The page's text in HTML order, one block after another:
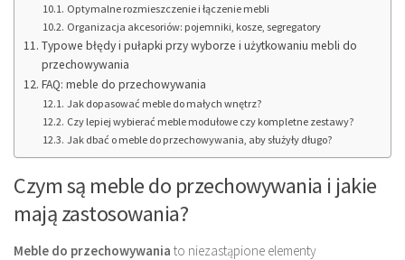
Optymalne rozmieszczenie i łączenie mebli
Organizacja akcesoriów: pojemniki, kosze, segregatory
Typowe błędy i pułapki przy wyborze i użytkowaniu mebli do
przechowywania
FAQ: meble do przechowywania
Jak dopasować meble do małych wnętrz?
Czy lepiej wybierać meble modułowe czy kompletne zestawy?
Jak dbać o meble do przechowywania, aby służyły długo?
Czym są meble do przechowywania i jakie
mają zastosowania?
Meble do przechowywania to niezastąpione elementy